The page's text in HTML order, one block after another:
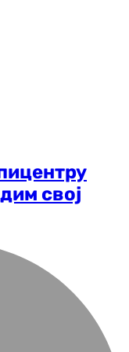
свој